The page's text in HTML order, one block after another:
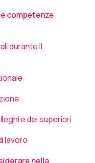
competenze
durante il
e dei superiori
lavoro
nella